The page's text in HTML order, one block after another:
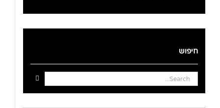
חיפוש
Search
for: